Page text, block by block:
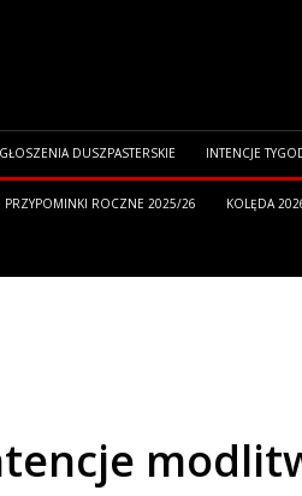
DUSZPASTERSKIE INTENCJE
PRZYPOMINKI ROCZNE 2025/26 KOLĘDA